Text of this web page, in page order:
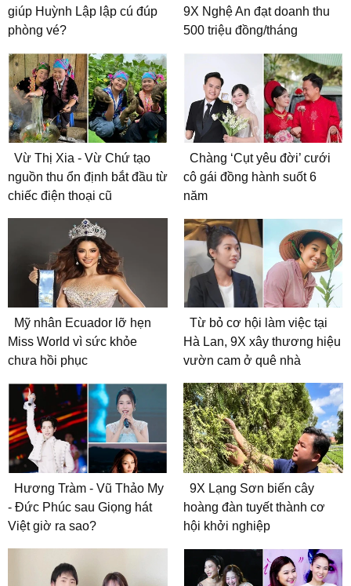
giúp Huỳnh Lập lập cú đúp
phòng vé?
9X Nghệ An đạt doanh thu
500 triệu đồng/tháng
Vừ Thị Xia - Vừ Chứ tạo
nguồn thu ổn định bắt đầu từ
chiếc điện thoại cũ
Chàng ‘Cụt yêu đời’ cưới
cô gái đồng hành suốt 6
năm
Mỹ nhân Ecuador lỡ hẹn
Miss World vì sức khỏe
chưa hồi phục
Từ bỏ cơ hội làm việc tại
Hà Lan, 9X xây thương hiệu
vườn cam ở quê nhà
Hương Tràm - Vũ Thảo My
- Đức Phúc sau Giọng hát
Việt giờ ra sao?
9X Lạng Sơn biến cây
hoàng đàn tuyết thành cơ
hội khởi nghiệp